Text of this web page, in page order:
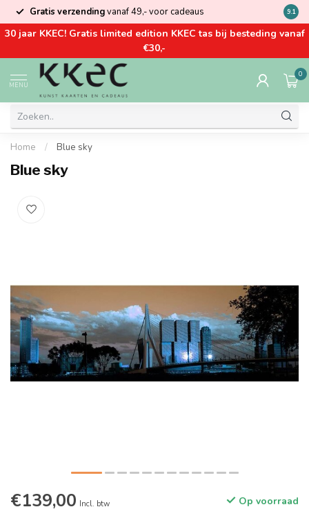
Gratis verzendingvanaf 49,- voor cadeaus Kom
9.1
30 jaar KKEC! Gratis limited edition KKEC tas bij besteding vanaf
€30,-
MENU
0
Home / Blue sky
Blue sky
€139,00 Incl. btw Op voorraad